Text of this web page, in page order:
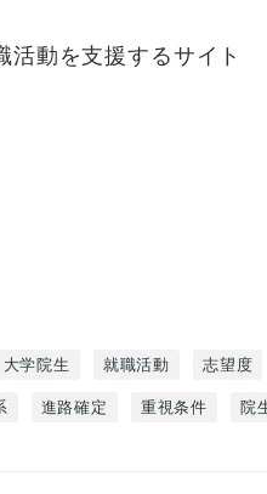
動を支援するサイト
大学院生 就職活動 志望度
進路確定 重視条件 院